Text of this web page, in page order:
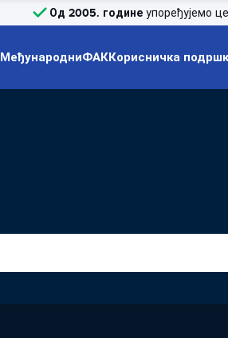
Од 2005. године упоређујемо
МеђународниФАККорисничка